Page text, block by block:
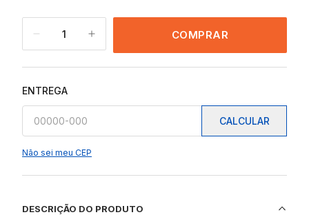
1 COMPRAR
ENTREGA
CALCULAR
Não sei meu CEP
DESCRIÇÃO DO PRODUTO